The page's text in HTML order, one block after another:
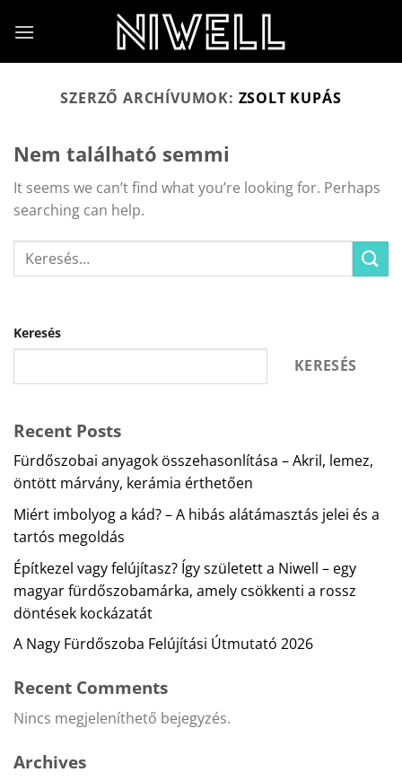
SZERZŐ ARCHÍVUMOK: ZSOLT KUPÁS
Nem található semmi
It seems we can’t find what you’re looking for. Perhaps
searching can help.
Keresés
KERESÉS
Recent Posts
Fürdőszobai anyagok összehasonlítása – Akril, lemez,
öntött márvány, kerámia érthetően
Miért imbolyog a kád? – A hibás alátámasztás jelei és a
tartós megoldás
Építkezel vagy felújítasz? Így született a Niwell – egy
magyar fürdőszobamárka, amely csökkenti a rossz
döntések kockázatát
A Nagy Fürdőszoba Felújítási Útmutató 2026
Recent Comments
Nincs megjeleníthető bejegyzés.
Archives